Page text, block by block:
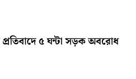
৫ ঘন্টা সড়ক অবরোধ